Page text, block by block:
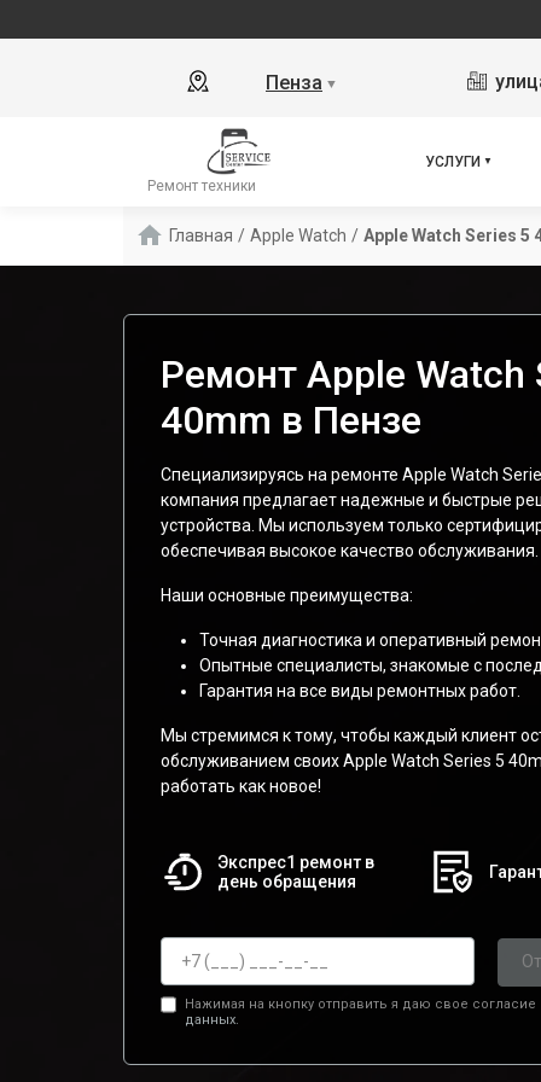
Пенза ▼
Ремонт техники
УСЛУГИ
Главная / Apple Watch / Apple Watch Series 5
Ремонт Apple Watch
40mm в Пензе
Специализируясь на ремонте Apple Watch
компания предлагает надежные и быстрые
устройства. Мы используем только
обеспечивая высокое качество обслуживания.
Наши основные преимущества:
Точная диагностика и оперативный
Опытные специалисты, знакомые с
Гарантия на все виды ремонтных работ.
Мы стремимся к тому, чтобы каждый клиент
обслуживанием своих Apple Watch Series 5
работать как новое!
Экспрес1 ремонт в
день обращения
Нажимая на кнопку отправить я даю свое согласие
данных.